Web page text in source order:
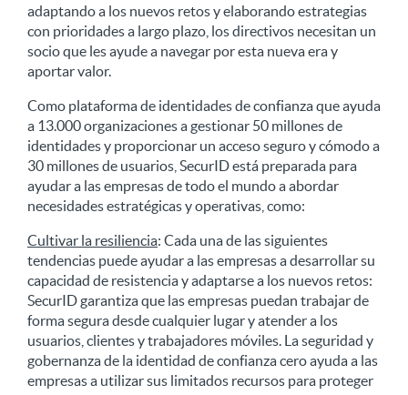
adaptando a los nuevos retos y elaborando estrategias
con prioridades a largo plazo, los directivos necesitan un
socio que les ayude a navegar por esta nueva era y
aportar valor.
Como plataforma de identidades de confianza que ayuda
a 13.000 organizaciones a gestionar 50 millones de
identidades y proporcionar un acceso seguro y cómodo a
30 millones de usuarios, SecurID está preparada para
ayudar a las empresas de todo el mundo a abordar
necesidades estratégicas y operativas, como:
Cultivar la resiliencia: Cada una de las siguientes
tendencias puede ayudar a las empresas a desarrollar su
capacidad de resistencia y adaptarse a los nuevos retos:
SecurID garantiza que las empresas puedan trabajar de
forma segura desde cualquier lugar y atender a los
usuarios, clientes y trabajadores móviles. La seguridad y
gobernanza de la identidad de confianza cero ayuda a las
empresas a utilizar sus limitados recursos para proteger